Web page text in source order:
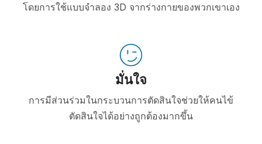
โดยการใช้แบบจำลอง 3D จากร่างกายของพวกเขาเอง
มั่นใจ
การมีส่วนร่วมในกระบวนการตัดสินใจช่วยให้คนไข้
ตัดสินใจได้อย่างถูกต้องมากขึ้น